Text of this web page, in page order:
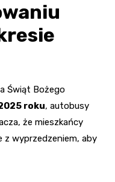
Świąt Bożego
roku, autobusy
że mieszkańcy
z wyprzedzeniem, aby